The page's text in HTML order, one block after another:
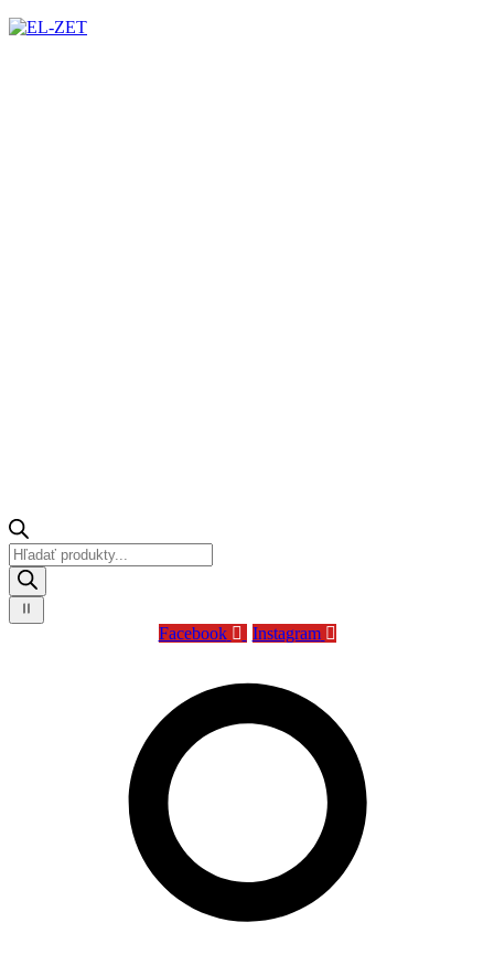
Products
search
Facebook Instagram